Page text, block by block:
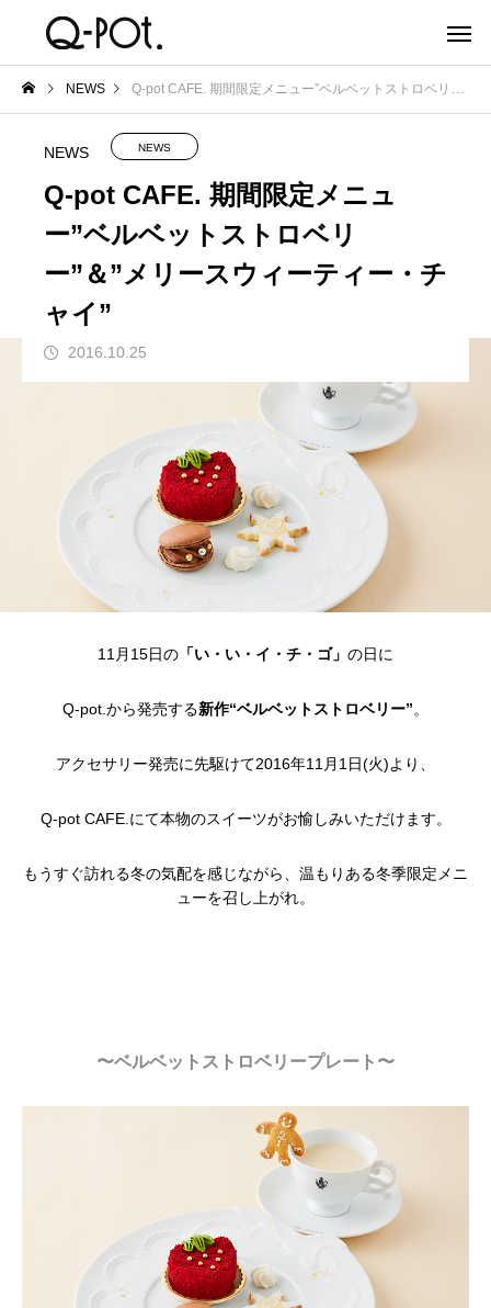
NEWS Q-pot CAFE. 期間限定メニュー”ベルベットストロベリー”＆”メリースウィーティー・チャイ”
NEWS NEWS
Q-pot CAFE. 期間限定メニュ
ー”ベルベットストロベリ
ー”＆”メリースウィーティー・チ
ャイ”
2016.10.25
11月15日の 「い・い・イ・チ・ゴ」 の日に
Q-pot.から発売する新作“ベルベットストロベリー”。
アクセサリー発売に先駆けて2016年11月1日(火)より、
Q-pot CAFE.にて本物のスイーツがお愉しみいただけます。
もうすぐ訪れる冬の気配を感じながら、温もりある冬季限定メニ
ューを召し上がれ。
〜ベルベットストロベリープレート〜